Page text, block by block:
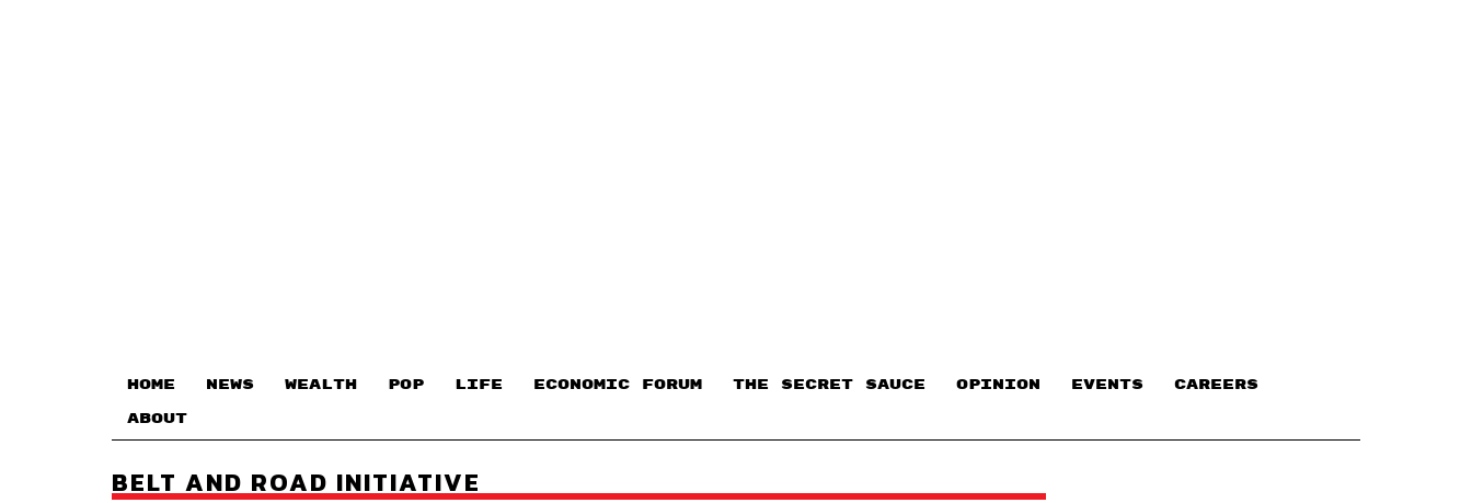
HOME NEWS WEALTH POP LIFE ECONOMIC FORUM THE SECRET SAUCE​ OPINION EVENTS CAREERS
ABOUT
BELT AND ROAD INITIATIVE